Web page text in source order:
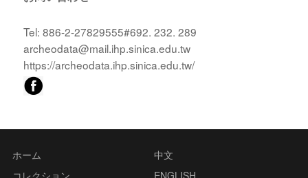
Tel: 886-2-27829555#692. 232. 289
archeodata@mail.ihp.sinica.edu.tw
https://archeodata.ihp.sinica.edu.tw/
ホーム
コレクション
中文
ENGLISH